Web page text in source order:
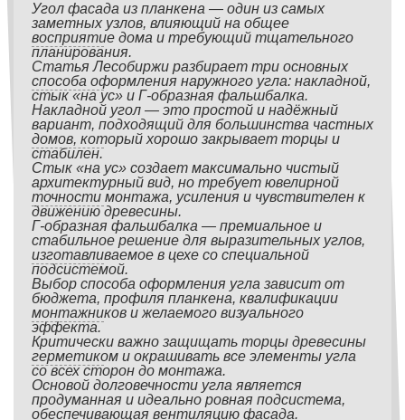
Угол фасада из планкена — один из самых
заметных узлов, влияющий на общее
восприятие дома и требующий тщательного
планирования.
Статья Лесобиржи разбирает три основных
способа оформления наружного угла: накладной,
стык «на ус» и Г-образная фальшбалка.
Накладной угол — это простой и надёжный
вариант, подходящий для большинства частных
домов, который хорошо закрывает торцы и
стабилен.
Стык «на ус» создает максимально чистый
архитектурный вид, но требует ювелирной
точности монтажа, усиления и чувствителен к
движению древесины.
Г-образная фальшбалка — премиальное и
стабильное решение для выразительных углов,
изготавливаемое в цехе со специальной
подсистемой.
Выбор способа оформления угла зависит от
бюджета, профиля планкена, квалификации
монтажников и желаемого визуального
эффекта.
Критически важно защищать торцы древесины
герметиком и окрашивать все элементы угла
со всех сторон до монтажа.
Основой долговечности угла является
продуманная и идеально ровная подсистема,
обеспечивающая вентиляцию фасада.